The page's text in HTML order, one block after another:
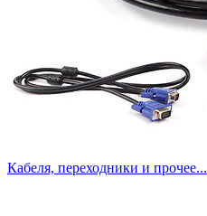
Кабеля, переходники и прочее...